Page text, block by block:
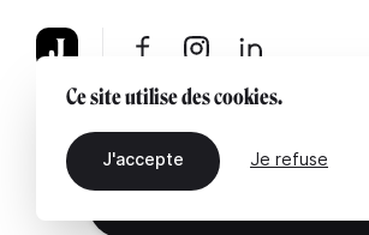
À propos Mentions légales Contactez-nous
Ce site utilise des cookies.
J'accepte Je refuse